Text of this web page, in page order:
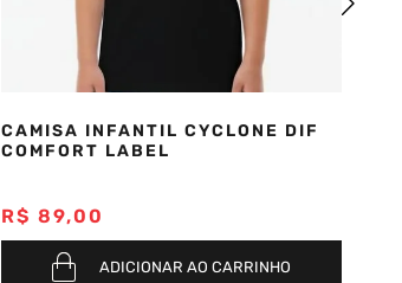
CAMISA INFANTIL CYCLONE DIF
COMFORT LABEL
R$ 89,00
ADICIONAR AO CARRINHO